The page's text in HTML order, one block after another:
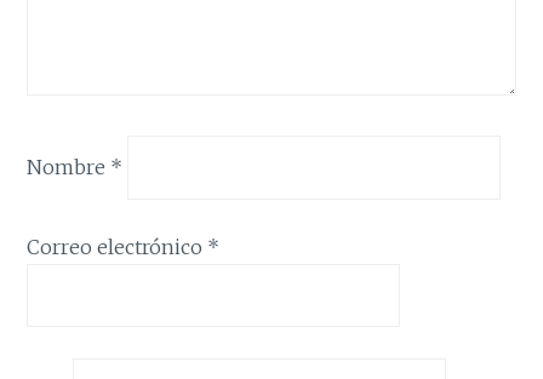
Nombre *
Correo electrónico *